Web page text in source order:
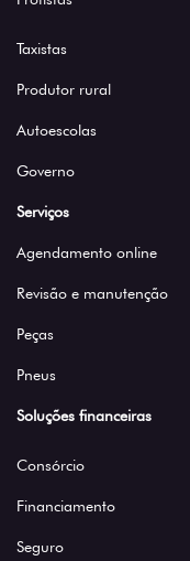
Taxistas
Produtor rural
Autoescolas
Governo
Serviços
Agendamento online
Revisão e manutenção
Peças
Pneus
Soluções financeiras
Consórcio
Financiamento
Seguro